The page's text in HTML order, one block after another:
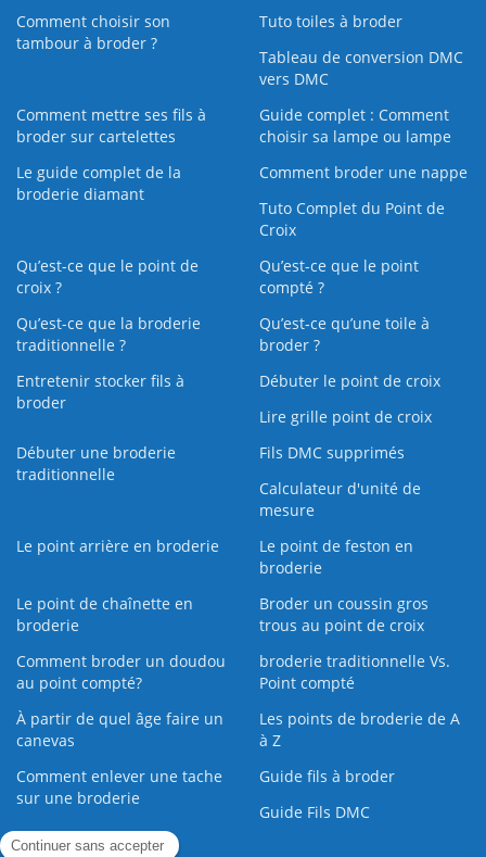
Comment choisir son
tambour à broder ?
Tuto toiles à broder
Tableau de conversion DMC
vers DMC
Comment mettre ses fils à
broder sur cartelettes
Guide complet : Comment
choisir sa lampe ou lampe
Le guide complet de la
broderie diamant
Comment broder une nappe
Tuto Complet du Point de
Croix
Qu’est-ce que le point de
croix ?
Qu’est-ce que le point
compté ?
Qu’est-ce que la broderie
traditionnelle ?
Qu’est‑ce qu’une toile à
broder ?
Entretenir stocker fils à
broder
Débuter le point de croix
Lire grille point de croix
Débuter une broderie
traditionnelle
Fils DMC supprimés
Calculateur d'unité de
mesure
Le point arrière en broderie
Le point de feston en
broderie
Le point de chaînette en
broderie
Broder un coussin gros
trous au point de croix
Comment broder un doudou
au point compté?
broderie traditionnelle Vs.
Point compté
À partir de quel âge faire un
canevas
Les points de broderie de A
à Z
Comment enlever une tache
sur une broderie
Guide fils à broder
Guide Fils DMC
Guide de la Broderie